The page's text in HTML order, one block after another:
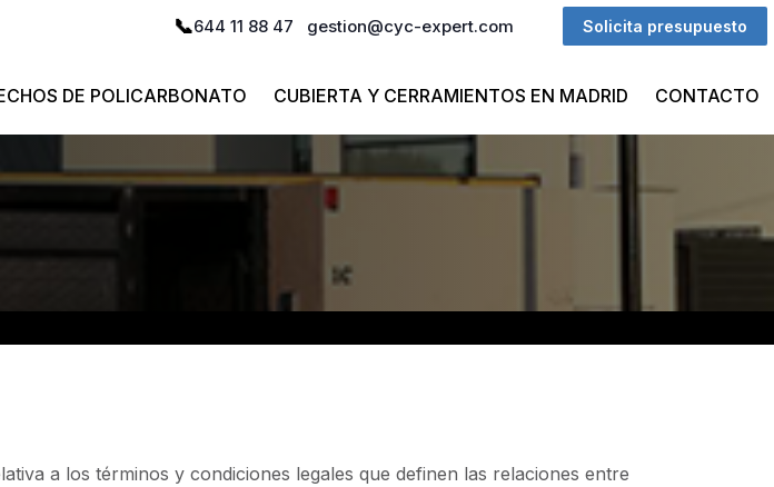
644 11 88 47 gestion@cyc-expert.com Solicita presupuesto
DE POLICARBONATO CUBIERTA Y CERRAMIENTOS EN MADRID CONTACTO
a los términos y condiciones legales que definen las relaciones entre